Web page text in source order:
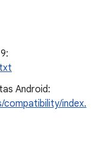
Android:
index.